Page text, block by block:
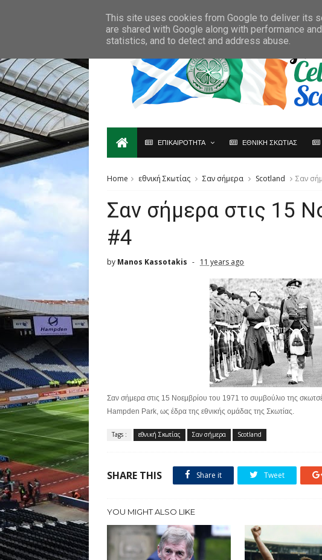
ΕΠΙΚΑΙΡΟΤΗΤΑ ΕΘΝΙΚΗ ΣΚΩΤΙΑΣ
Home εθνική Σκωτίας Σαν σήμερα Scotland Σαν
Σαν σήμερα στις 15
#4
by Manos Kassotakis 11 years ago
Σαν σήμερα στις 15 Νοεμβρίου του 1971 το συμβούλιο της
Hampden Park, ως έδρα της εθνικής ομάδας της Σκωτίας.
Tags : εθνική Σκωτίας Σαν σήμερα Scotland
SHARE THIS Share it Tweet
YOU MIGHT ALSO LIKE
This site uses cookies from Google to deliver its
are shared with Google along with performance
statistics, and to detect and address abuse.